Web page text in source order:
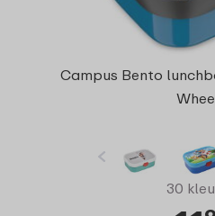
Campus Bento
30